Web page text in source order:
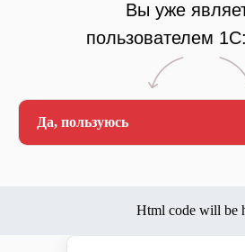
Вы уже
пользователем
Html code will be